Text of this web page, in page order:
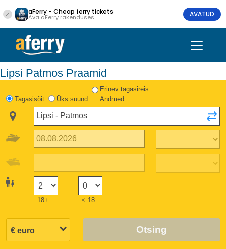
aFerry - Cheap ferry tickets
Ava aFerry rakenduses AVATUD
Lipsi Patmos Praamid
Tagasisõit Üks suund
Erinev tagasireis
Andmed
18+ < 18
Otsing